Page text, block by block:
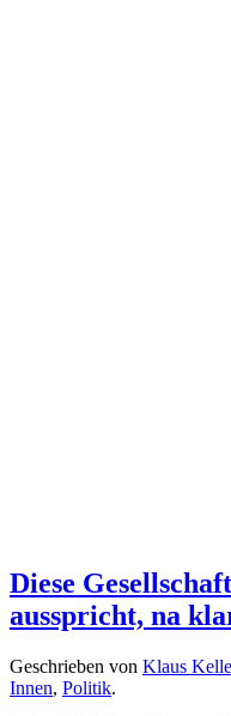
Diese
ausspricht, na
Geschrieben von Klaus Kelle
Innen, Politik.